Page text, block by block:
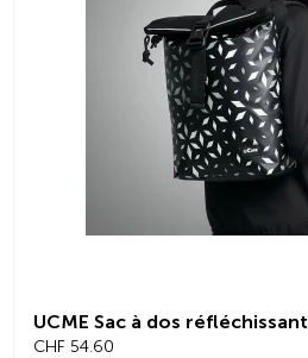
UCME Sac à dos réfléchissant
CHF 54.60